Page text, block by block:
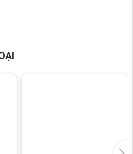
ngủ, phòng khách đến phòng làm việc.